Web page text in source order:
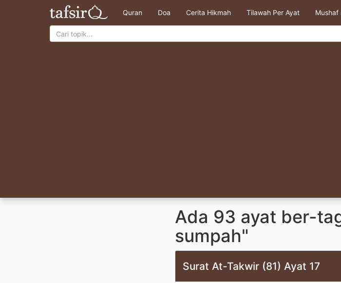
Quran Doa Cerita Hikmah Tilawah Per Ayat Mushaf
Ada 93 ayat ber-
sumpah"
Surat At-Takwir (81) Ayat 17